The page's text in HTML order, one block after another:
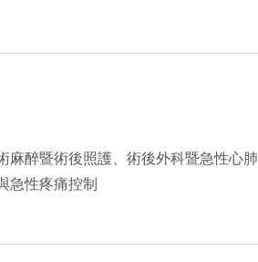
麻醉暨術後照護、術後外科暨急性心肺
急性疼痛控制